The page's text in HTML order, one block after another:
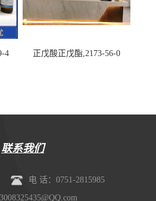
4 正戊酸正戊酯,2173-56-0
联系我们
电 话：0751-2815985